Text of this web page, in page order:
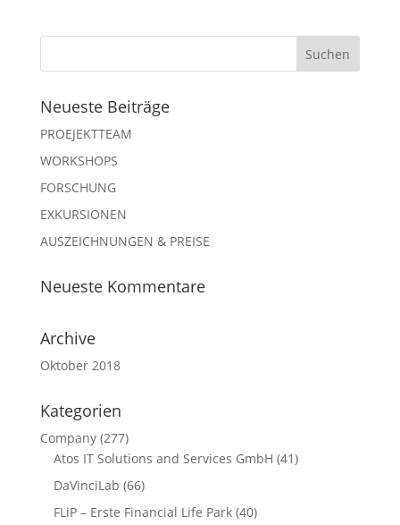
Neueste Beiträge
PROEJEKTTEAM
WORKSHOPS
FORSCHUNG
EXKURSIONEN
AUSZEICHNUNGEN & PREISE
Neueste Kommentare
Archive
Oktober 2018
Kategorien
Company(277)
Atos IT Solutions and Services GmbH (41)
DaVinciLab (66)
FLiP – Erste Financial Life Park(40)